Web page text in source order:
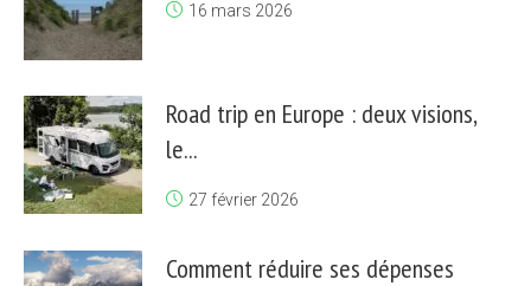
16 mars 2026
Road trip en Europe : deux visions,
le...
27 février 2026
Comment réduire ses dépenses